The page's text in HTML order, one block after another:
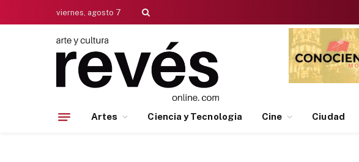
viernes, agosto 7
Artes Ciencia y Tecnologia Cine Ciudad